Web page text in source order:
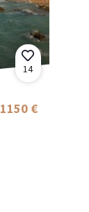
14
1150 €